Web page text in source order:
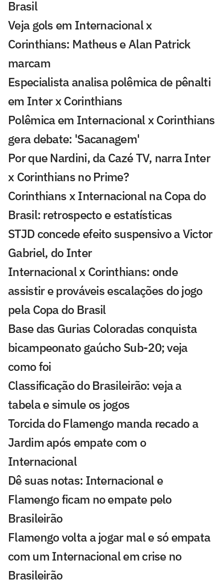
Brasil
Veja gols em Internacional x
Corinthians: Matheus e Alan Patrick
marcam
Especialista analisa polêmica de pênalti
em Inter x Corinthians
Polêmica em Internacional x Corinthians
gera debate: 'Sacanagem'
Por que Nardini, da Cazé TV, narra Inter
x Corinthians no Prime?
Corinthians x Internacional na Copa do
Brasil: retrospecto e estatísticas
STJD concede efeito suspensivo a Victor
Gabriel, do Inter
Internacional x Corinthians: onde
assistir e prováveis escalações do jogo
pela Copa do Brasil
Base das Gurias Coloradas conquista
bicampeonato gaúcho Sub-20; veja
como foi
Classificação do Brasileirão: veja a
tabela e simule os jogos
Torcida do Flamengo manda recado a
Jardim após empate com o
Internacional
Dê suas notas: Internacional e
Flamengo ficam no empate pelo
Brasileirão
Flamengo volta a jogar mal e só empata
com um Internacional em crise no
Brasileirão